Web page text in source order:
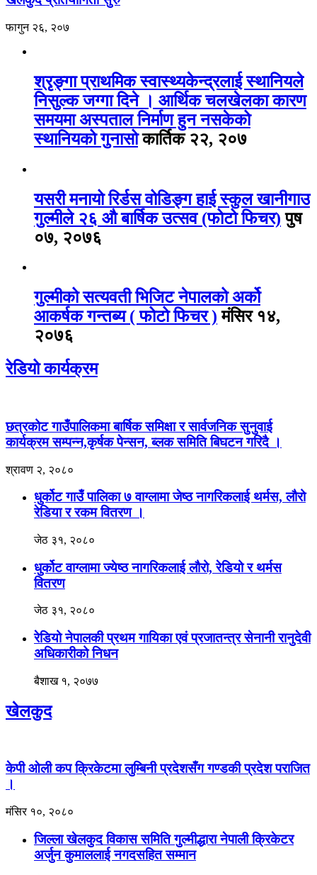
फागुन २६, २०७
श्रृङ्गा प्राथमिक स्वास्थ्यकेन्द्रलाई स्थानियले
निसुल्क जग्गा दिने । आर्थिक चलखेलका कारण
समयमा अस्पताल निर्माण हुन नसकेको
स्थानियको गुनासोकार्तिक २२, २०७
यसरी मनायो रिर्डस वोडिङ्ग हाई स्कुल खानीगाउ
गुल्मीले २६ औ बार्षिक उत्सव (फोटो फिचर) पुष
०७, २०७६
गुल्मीको सत्यवती भिजिट नेपालको अर्को
आकर्षक गन्तब्य ( फोटो फिचर ) मंसिर १४,
२०७६
रेडियो कार्यक्रम
छत्रकोट गाउँपालिकमा बार्षिक समिक्षा र सार्वजनिक सुनुवाई
कार्यक्रम सम्पन्न,कृर्षक पेन्सन, ब्लक समिति बिघटन गरिदै ।
श्रावण २, २०८०
धुर्कोट गाउँ पालिका ७ वाग्लामा जेष्ठ नागरिकलाई थर्मस, लौरो
रेडिया र रकम वितरण ।
जेठ ३१, २०८०
धुर्कोट वाग्लामा ज्येष्ठ नागरिकलाई लौरो, रेडियो र थर्मस
वितरण
जेठ ३१, २०८०
रेडियो नेपालकी प्रथम गायिका एवं प्रजातन्त्र सेनानी रानुदेवी
अधिकारीको निधन
बैशाख १, २०७७
खेलकुद
केपी ओली कप क्रिकेटमा लुम्बिनी प्रदेशसँग गण्डकी प्रदेश पराजित
।
मंसिर १०, २०८०
जिल्ला खेलकुद विकास समिति गुल्मीद्धारा नेपाली क्रिकेटर
अर्जुन कुमाललाई नगदसहित सम्मान